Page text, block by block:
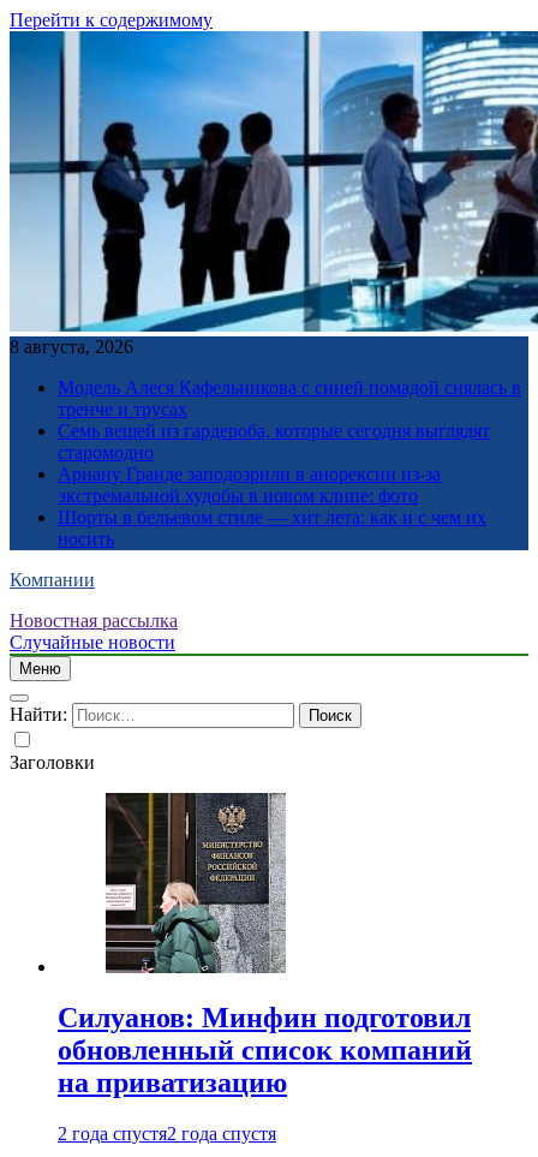
Перейти к содержимому
8 августа, 2026
Модель Алеся Кафельникова с синей помадой снялась в
тренче и трусах
Семь вещей из гардероба, которые сегодня выглядят
старомодно
Ариану Гранде заподозрили в анорексии из-за
экстремальной худобы в новом клипе: фото
Шорты в бельевом стиле — хит лета: как и с чем их
носить
Компании
Новостная рассылка
Случайные новости
Меню
Найти:
Заголовки
Силуанов: Минфин подготовил
обновленный список компаний
на приватизацию
2 года спустя2 года спустя